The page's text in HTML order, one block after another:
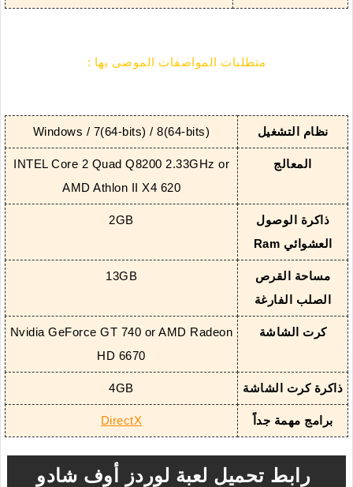
متطلبات المواصفات الموصى بها :
نظام التشغيل Windows / 7(64-bits) / 8(64-bits)
المعالج
INTEL Core 2 Quad Q8200 2.33GHz or
AMD Athlon II X4 620
ذاكرة الوصول
العشوائي Ram
2GB
مساحة القرص
الصلب الفارغة
13GB
كرت الشاشة
Nvidia GeForce GT 740 or AMD Radeon
HD 6670
ذاكرة كرت الشاشة 4GB
برامج مهمة جداً DirectX
رابط تحميل لعبة لوردز أوف شادو